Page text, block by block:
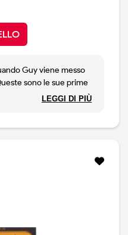
Guy viene messo
sono le sue prime
LEGGI DI PIÙ